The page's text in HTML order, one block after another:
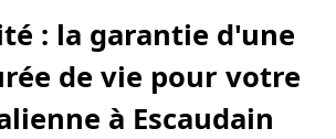
: la garantie d'une
de vie pour votre
à Escaudain